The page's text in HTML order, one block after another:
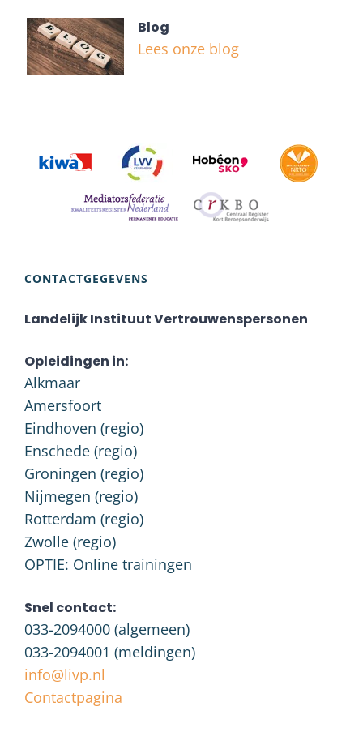
Blog
Lees onze blog
CONTACTGEGEVENS
Landelijk Instituut Vertrouwenspersonen
Opleidingen in:
Alkmaar
Amersfoort
Eindhoven (regio)
Enschede (regio)
Groningen (regio)
Nijmegen (regio)
Rotterdam (regio)
Zwolle (regio)
OPTIE: Online trainingen
Snel contact:
033-2094000 (algemeen)
033-2094001 (meldingen)
info@livp.nl
Contactpagina